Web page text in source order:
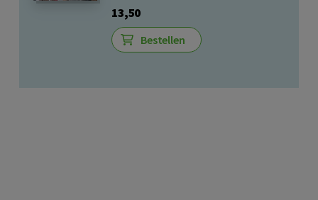
13,50
Bestellen